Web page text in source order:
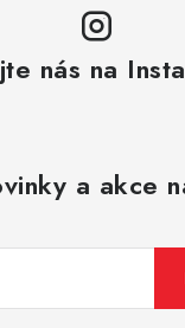
nás na
a akce